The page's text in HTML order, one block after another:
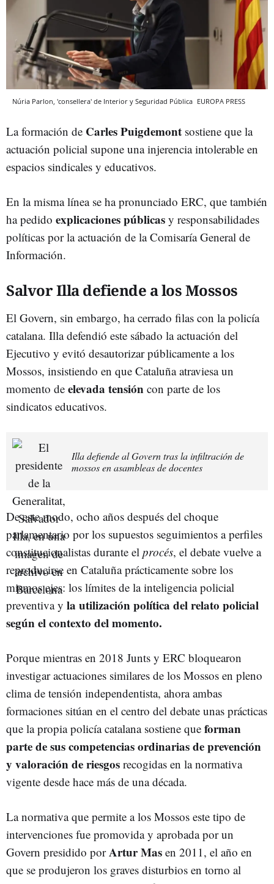
Núria Parlon, 'consellera' de Interior y Seguridad Pública EUROPA PRESS
La formación de Carles Puigdemont sostiene que la
actuación policial supone una injerencia intolerable en
espacios sindicales y educativos.
En la misma línea se ha pronunciado ERC, que también
ha pedido explicaciones públicas y responsabilidades
políticas por la actuación de la Comisaría General de
Información.
Salvor Illa defiende a los Mossos
El Govern, sin embargo, ha cerrado filas con la policía
catalana. Illa defendió este sábado la actuación del
Ejecutivo y evitó desautorizar públicamente a los
Mossos, insistiendo en que Cataluña atraviesa un
momento de elevada tensión con parte de los
sindicatos educativos.
Illa defiende al Govern tras la infiltración de
mossos en asambleas de docentes
De este modo, ocho años después del choque
parlamentario por los supuestos seguimientos a perfiles
constitucionalistas durante el procés, el debate vuelve a
reproducirse en Cataluña prácticamente sobre los
mismos ejes: los límites de la inteligencia policial
preventiva y la utilización política del relato policial
según el contexto del momento.
Porque mientras en 2018 Junts y ERC bloquearon
investigar actuaciones similares de los Mossos en pleno
clima de tensión independentista, ahora ambas
formaciones sitúan en el centro del debate unas prácticas
que la propia policía catalana sostiene que forman
parte de sus competencias ordinarias de prevención
y valoración de riesgos recogidas en la normativa
vigente desde hace más de una década.
La normativa que permite a los Mossos este tipo de
intervenciones fue promovida y aprobada por un
Govern presidido porArtur Mas en 2011, el año en
que se produjeron los graves disturbios en torno al